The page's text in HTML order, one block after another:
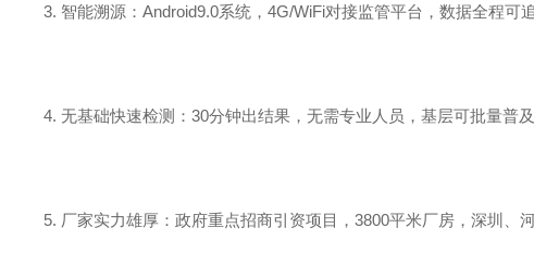
3. 智能溯源：Android9.0系统，4G/WiFi对接监管平台，数据全程可
4. 无基础快速检测：30分钟出结果，无需专业人员，基层可批量普及
5. 厂家实力雄厚：政府重点招商引资项目，3800平米厂房，深圳